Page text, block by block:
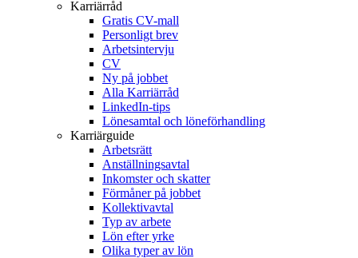
Karriärråd
Gratis CV-mall
Personligt brev
Arbetsintervju
CV
Ny på jobbet
Alla Karriärråd
LinkedIn-tips
Lönesamtal och löneförhandling
Karriärguide
Arbetsrätt
Anställningsavtal
Inkomster och skatter
Förmåner på jobbet
Kollektivavtal
Typ av arbete
Lön efter yrke
Olika typer av lön